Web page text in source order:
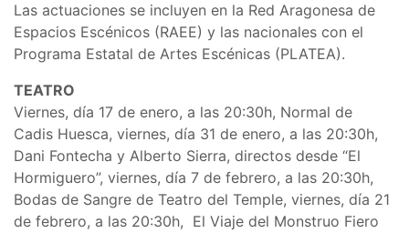
Las actuaciones se incluyen en la Red Aragonesa de
Espacios Escénicos (RAEE) y las nacionales con el
Programa Estatal de Artes Escénicas (PLATEA).
TEATRO
Viernes, día 17 de enero, a las 20:30h, Normal de
Cadis Huesca, viernes, día 31 de enero, a las 20:30h,
Dani Fontecha y Alberto Sierra, directos desde “El
Hormiguero”, viernes, día 7 de febrero, a las 20:30h,
Bodas de Sangre de Teatro del Temple, viernes, día 21
de febrero, a las 20:30h, El Viaje del Monstruo Fiero